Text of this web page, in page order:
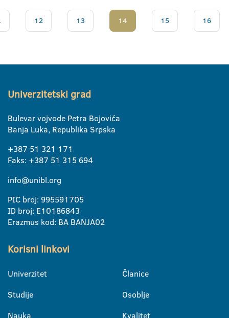
12 13 14 15 16
Univerzitetski grad
Bulevar vojvode Petra Bojovića
Banja Luka, Republika Srpska
+387 51 321 171
Faks: +387 51 315 694
info@unibl.org
PIC broj: 995591705
ID broj: E10186843
Erazmus kod: BA BANJA02
Korisni linkovi
Univerzitet
Studije
Nauka
Članice
Osoblje
Kvalitet